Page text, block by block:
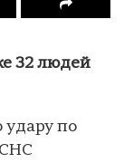
32 людей
удару по